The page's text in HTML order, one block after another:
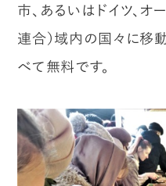
市、あるいはドイツ、オ
連合）域内の国々に移
べて無料です。